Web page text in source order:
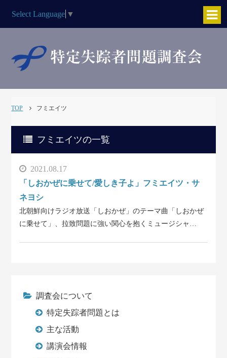
Select Language ▼
TOP フミエイツ
フミエイツの一覧
2021.08.17
「しおかぜに乗せて/愛しき子よ」フミエイツ・サ
ネヨシ
北朝鮮向けラジオ放送「しおかぜ」のテーマ曲「しおかぜ
に乗せて」、拉致問題に強い関心を抱くミュージシャ…
調査会について
特定失踪者問題とは
主な活動
講演会情報